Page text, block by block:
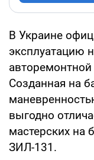
В Украине
эксплуатацию
Созданная на
выгодно
мастерских на
ЗИЛ-131.